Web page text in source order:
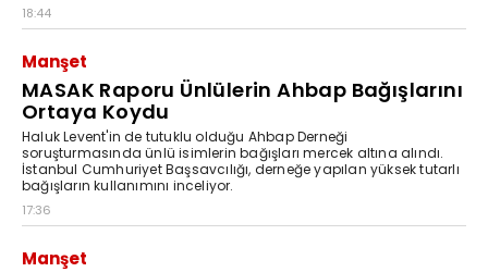
18:44
Manşet
MASAK Raporu Ünlülerin Ahbap Bağışlarını
Ortaya Koydu
Haluk Levent'in de tutuklu olduğu Ahbap Derneği
soruşturmasında ünlü isimlerin bağışları mercek altına alındı.
İstanbul Cumhuriyet Başsavcılığı, derneğe yapılan yüksek tutarlı
bağışların kullanımını inceliyor.
17:36
Manşet